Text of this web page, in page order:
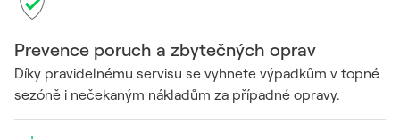
Prevence poruch a zbytečných oprav
Díky pravidelnému servisu se vyhnete výpadkům v topné
sezóně i nečekaným nákladům za případné opravy.